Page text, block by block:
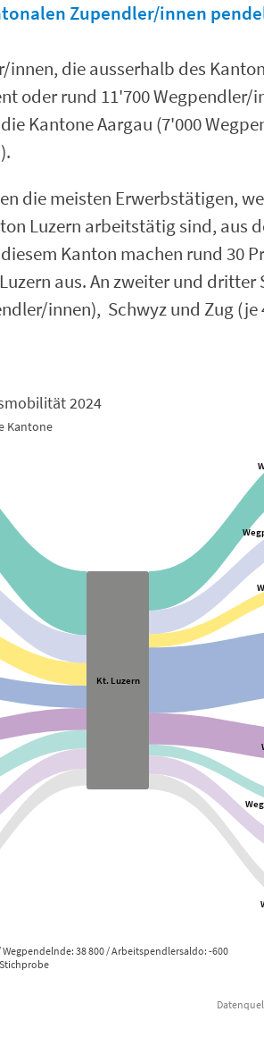
Zupendler/innen
die ausserhalb des
oder rund 11'700 Wegpendler/
Kantone Aargau (7'000
die meisten Erwerbstätigen,
Luzern arbeitstätig sind, aus
Kanton machen rund 30
aus. An zweiter und dritter
innen), Schwyz und Zug (je
2024
2024
38 800 / Arbeitspendlersaldo: -600
2024
Kantone
Kt. Luzern